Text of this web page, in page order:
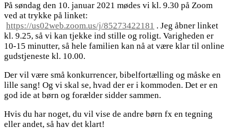
På søndag den 10. januar 2021 mødes vi kl. 9.30 på Zoom
ved at trykke på linket:
https://us02web.zoom.us/j/85273422181 . Jeg åbner linket
kl. 9.25, så vi kan tjekke ind stille og roligt. Varigheden er
10-15 minutter, så hele familien kan nå at være klar til online
gudstjeneste kl. 10.00.
Der vil være små konkurrencer, bibelfortælling og måske en
lille sang! Og vi skal se, hvad der er i kommoden. Det er en
god ide at børn og forælder sidder sammen.
Hvis du har noget, du vil vise de andre børn fx en tegning
eller andet, så hav det klart!